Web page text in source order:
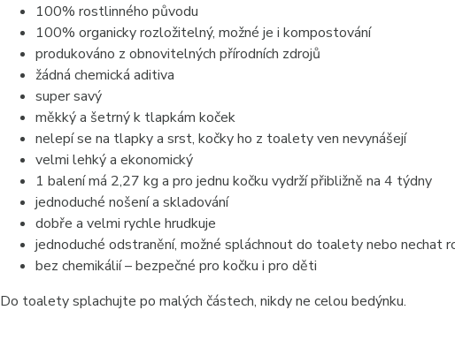
100% rostlinného původu
100% organicky rozložitelný, možné je i kompostování
produkováno z obnovitelných přírodních zdrojů
žádná chemická aditiva
super savý
měkký a šetrný k tlapkám koček
nelepí se na tlapky a srst, kočky ho z toalety ven nevynášejí
velmi lehký a ekonomický
1 balení má 2,27 kg a pro jednu kočku vydrží přibližně na 4 týdny
jednoduché nošení a skladování
dobře a velmi rychle hrudkuje
jednoduché odstranění, možné spláchnout do toalety nebo nechat
bez chemikálií – bezpečné pro kočku i pro děti
Do toalety splachujte po malých částech, nikdy ne celou bedýnku.